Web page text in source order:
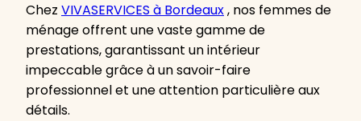
Chez VIVASERVICES à Bordeaux, nos femmes de
ménage offrent une vaste gamme de
prestations, garantissant un intérieur
impeccable grâce à un savoir-faire
professionnel et une attention particulière aux
détails.